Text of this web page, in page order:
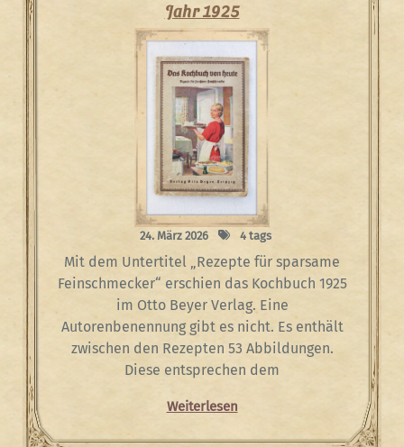
Jahr 1925
24. März 2026 4 tags
Mit dem Untertitel „Rezepte für sparsame
Feinschmecker“ erschien das Kochbuch 1925
im Otto Beyer Verlag. Eine
Autorenbenennung gibt es nicht. Es enthält
zwischen den Rezepten 53 Abbildungen.
Diese entsprechen dem
Weiterlesen